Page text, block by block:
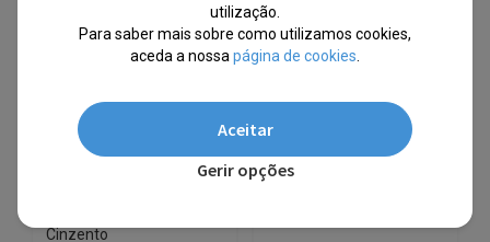
Cinzento
Master Gloves® Pack 100
utilização.
Para saber mais sobre como utilizamos cookies,
aceda a nossa página de cookies
Aceitar
Gerir opções